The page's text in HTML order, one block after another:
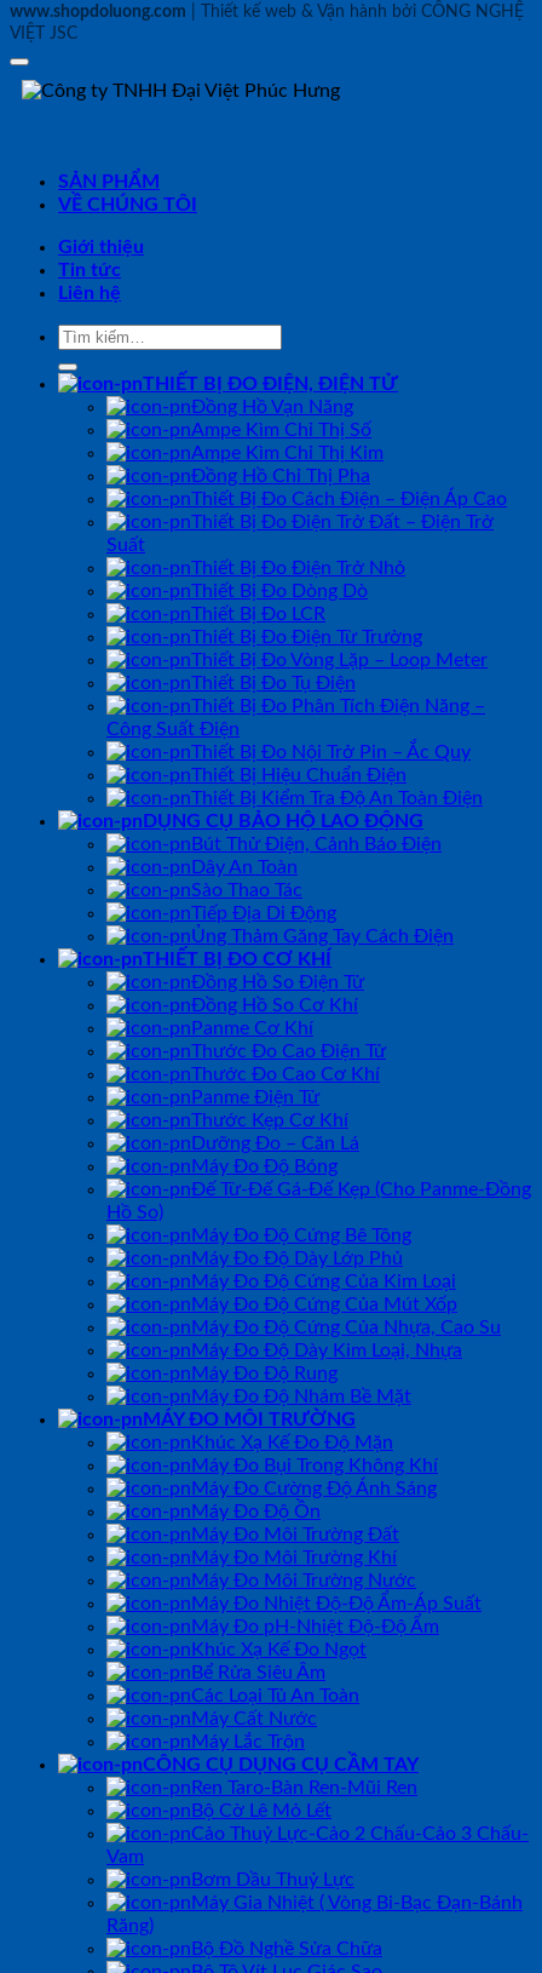
www.shopdoluong.com | Thiết kế web & Vận hành bởi CÔNG NGHỆ
VIỆT JSC
SẢN PHẨM
VỀ CHÚNG TÔI
Giới thiệu
Tin tức
Liên hệ
Tìm
kiếm:
THIẾT BỊ ĐO ĐIỆN, ĐIỆN TỬ
Đồng Hồ Vạn Năng
Ampe Kìm Chỉ Thị Số
Ampe Kìm Chỉ Thị Kim
Đồng Hồ Chỉ Thị Pha
Thiết Bị Đo Cách Điện – Điện Áp Cao
Thiết Bị Đo Điện Trở Đất – Điện Trở
Suất
Thiết Bị Đo Điện Trở Nhỏ
Thiết Bị Đo Dòng Dò
Thiết Bị Đo LCR
Thiết Bị Đo Điện Từ Trường
Thiết Bị Đo Vòng Lặp – Loop Meter
Thiết Bị Đo Tụ Điện
Thiết Bị Đo Phân Tích Điện Năng –
Công Suất Điện
Thiết Bị Đo Nội Trở Pin – Ắc Quy
Thiết Bị Hiệu Chuẩn Điện
Thiết Bị Kiểm Tra Độ An Toàn Điện
DỤNG CỤ BẢO HỘ LAO ĐỘNG
Bút Thử Điện, Cảnh Báo Điện
Dây An Toàn
Sào Thao Tác
Tiếp Địa Di Động
Ủng Thảm Găng Tay Cách Điện
THIẾT BỊ ĐO CƠ KHÍ
Đồng Hồ So Điện Tử
Đồng Hồ So Cơ Khí
Panme Cơ Khí
Thước Đo Cao Điện Tử
Thước Đo Cao Cơ Khí
Panme Điện Tử
Thước Kẹp Cơ Khí
Dưỡng Đo – Căn Lá
Máy Đo Độ Bóng
Đế Từ-Đế Gá-Đế Kẹp (Cho Panme-Đồng
Hồ So)
Máy Đo Độ Cứng Bê Tông
Máy Đo Độ Dày Lớp Phủ
Máy Đo Độ Cứng Của Kim Loại
Máy Đo Độ Cứng Của Mút Xốp
Máy Đo Độ Cứng Của Nhựa, Cao Su
Máy Đo Độ Dày Kim Loại, Nhựa
Máy Đo Độ Rung
Máy Đo Độ Nhám Bề Mặt
MÁY ĐO MÔI TRƯỜNG
Khúc Xạ Kế Đo Độ Mặn
Máy Đo Bụi Trong Không Khí
Máy Đo Cường Độ Ánh Sáng
Máy Đo Độ Ồn
Máy Đo Môi Trường Đất
Máy Đo Môi Trường Khí
Máy Đo Môi Trường Nước
Máy Đo Nhiệt Độ-Độ Ẩm-Áp Suất
Máy Đo pH-Nhiệt Độ-Độ Ẩm
Khúc Xạ Kế Đo Ngọt
Bể Rửa Siêu Âm
Các Loại Tủ An Toàn
Máy Cất Nước
Máy Lắc Trộn
CÔNG CỤ DỤNG CỤ CẦM TAY
Ren Taro-Bàn Ren-Mũi Ren
Bộ Cờ Lê Mỏ Lết
Cảo Thuỷ Lực-Cảo 2 Chấu-Cảo 3 Chấu-
Vam
Bơm Dầu Thuỷ Lực
Máy Gia Nhiệt ( Vòng Bi-Bạc Đạn-Bánh
Răng)
Bộ Đồ Nghề Sửa Chữa